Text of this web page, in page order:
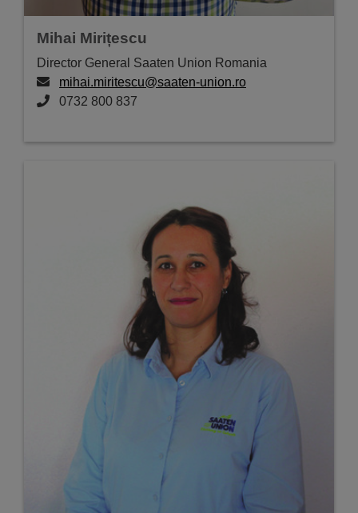
Mihai Mirițescu
Director General Saaten Union Romania
mihai.miritescu@saaten-union.ro
0732 800 837